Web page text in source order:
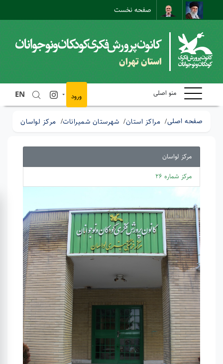
صفحه نخست
نقشه سایت
ارتباط مستقیم
استان تهران
منو اصلی EN ورود
صفحه اصلی مراکز استان شهرستان شمیرانات مرکز لواسان
مرکز لواسان
مرکز شماره 26